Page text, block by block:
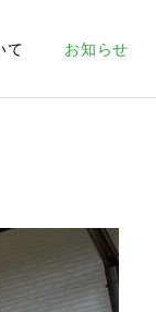
て お知らせ
維持管理